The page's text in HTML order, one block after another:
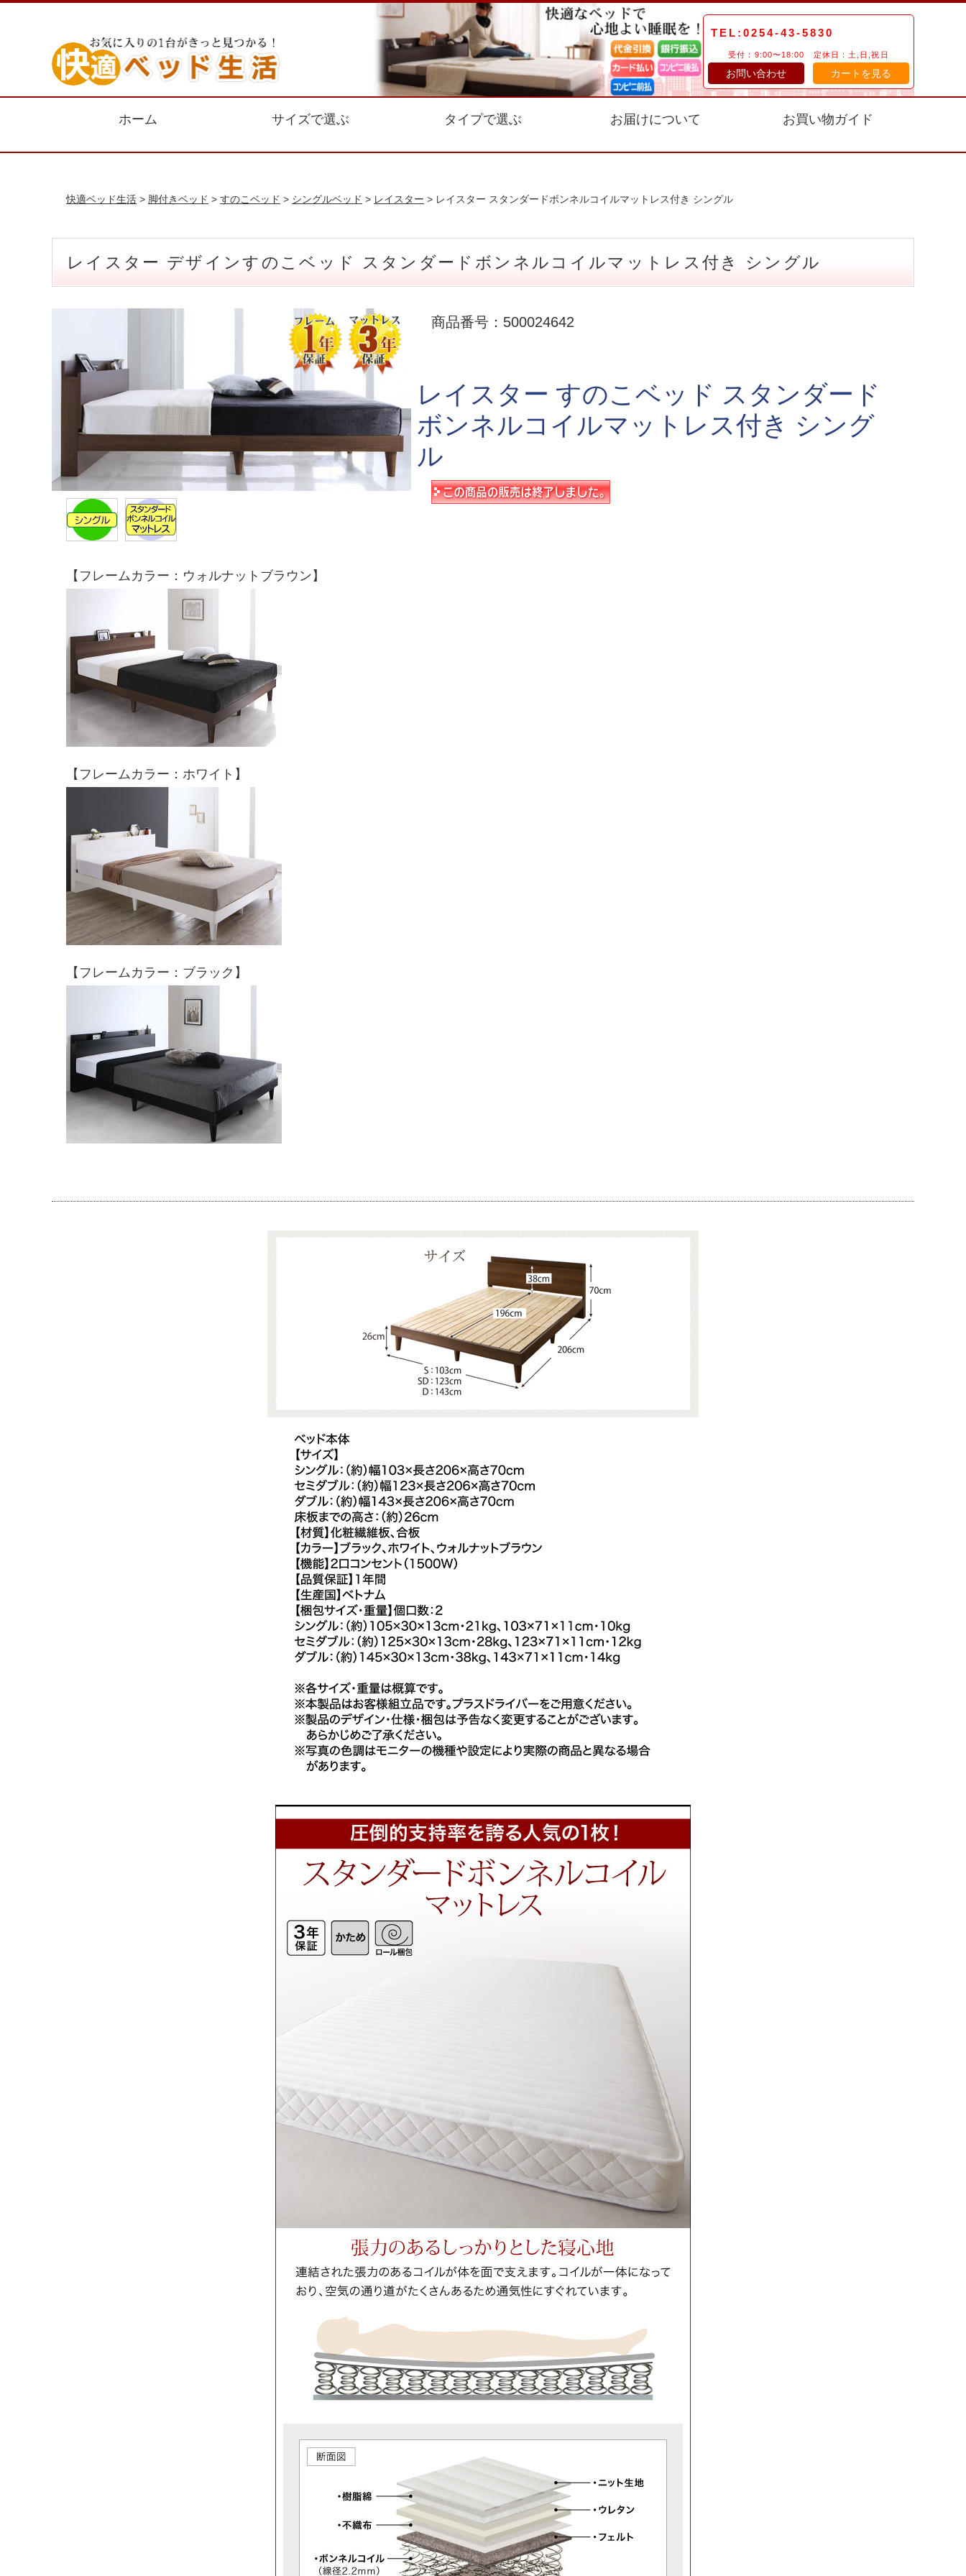
TEL:0254-43-5830
受付：9:00〜18:00 定休日：土,日,祝日
お問い合わせ カートを見る
ホーム サイズで選ぶ タイプで選ぶ お届けについて お買い物ガイド
快適ベッド生活 > 脚付きベッド > すのこベッド > シングルベッド > レイスター > レイスター スタンダードボンネルコイルマットレス付き シングル
レイスター デザインすのこベッド スタンダードボンネルコイルマットレス付き シングル
【フレームカラー：ウォルナットブラウン】
【フレームカラー：ホワイト】
【フレームカラー：ブラック】
商品番号：500024642
レイスター すのこベッド スタンダード
ボンネルコイルマットレス付き シング
ル